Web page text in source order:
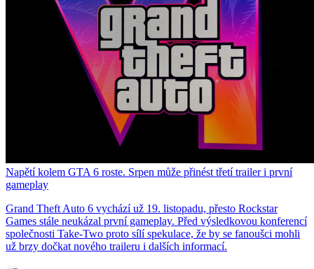
Napětí kolem GTA 6 roste. Srpen může přinést třetí trailer i první
gameplay
Grand Theft Auto 6 vychází už 19. listopadu, přesto Rockstar
Games stále neukázal první gameplay. Před výsledkovou konferencí
společnosti Take-Two proto sílí spekulace, že by se fanoušci mohli
už brzy dočkat nového traileru i dalších informací.